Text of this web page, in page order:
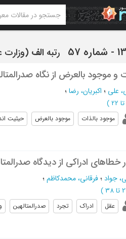
رتبه الف (وزارت
و موجود بالعرض از نگاه
علی ؛ اکبریان، رضا؛
)
موجود بالذات موجود بالعرض حیثیت
ادراکی از دیدگاه
جواد؛فرقانی، محمدکاظم؛
)
عقل ادراک تجرد صدرالمتالهین